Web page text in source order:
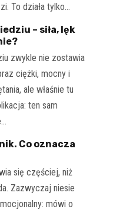
To działa tylko…
– siła, lęk
zwykle nie zostawia
ciężki, mocny i
ale właśnie tu
ten sam
Co oznacza
się częściej, niż
Zazwyczaj niesie
mówi o